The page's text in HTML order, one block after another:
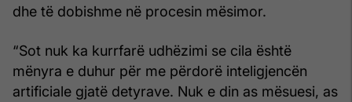
dhe të dobishme në procesin mësimor.
“Sot nuk ka kurrfarë udhëzimi se cila është
mënyra e duhur për me përdorë inteligjencën
artificiale gjatë detyrave. Nuk e din as mësuesi, as